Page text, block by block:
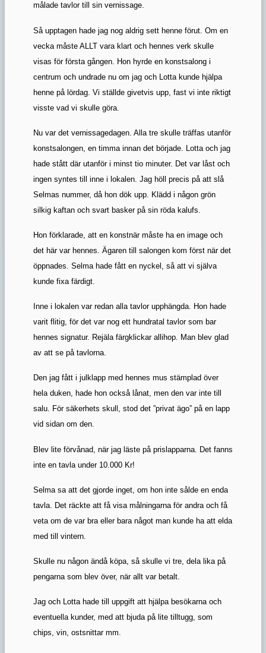
målade tavlor till sin vernissage.
Så upptagen hade jag nog aldrig sett henne förut. Om en
vecka måste ALLT vara klart och hennes verk skulle
visas för första gången. Hon hyrde en konstsalong i
centrum och undrade nu om jag och Lotta kunde hjälpa
henne på lördag. Vi ställde givetvis upp, fast vi inte riktigt
visste vad vi skulle göra.
Nu var det vernissagedagen. Alla tre skulle träffas utanför
konstsalongen, en timma innan det började. Lotta och jag
hade stått där utanför i minst tio minuter. Det var låst och
ingen syntes till inne i lokalen. Jag höll precis på att slå
Selmas nummer, då hon dök upp. Klädd i någon grön
silkig kaftan och svart basker på sin röda kalufs.
Hon förklarade, att en konstnär måste ha en image och
det här var hennes. Ägaren till salongen kom först när det
öppnades. Selma hade fått en nyckel, så att vi själva
kunde fixa färdigt.
Inne i lokalen var redan alla tavlor upphängda. Hon hade
varit flitig, för det var nog ett hundratal tavlor som bar
hennes signatur. Rejäla färgklickar allihop. Man blev glad
av att se på tavlorna.
Den jag fått i julklapp med hennes mus stämplad över
hela duken, hade hon också lånat, men den var inte till
salu. För säkerhets skull, stod det ”privat ägo” på en lapp
vid sidan om den.
Blev lite förvånad, när jag läste på prislapparna. Det fanns
inte en tavla under 10.000 Kr!
Selma sa att det gjorde inget, om hon inte sålde en enda
tavla. Det räckte att få visa målningarna för andra och få
veta om de var bra eller bara något man kunde ha att elda
med till vintern.
Skulle nu någon ändå köpa, så skulle vi tre, dela lika på
pengarna som blev över, när allt var betalt.
Jag och Lotta hade till uppgift att hjälpa besökarna och
eventuella kunder, med att bjuda på lite tilltugg, som
chips, vin, ostsnittar mm.